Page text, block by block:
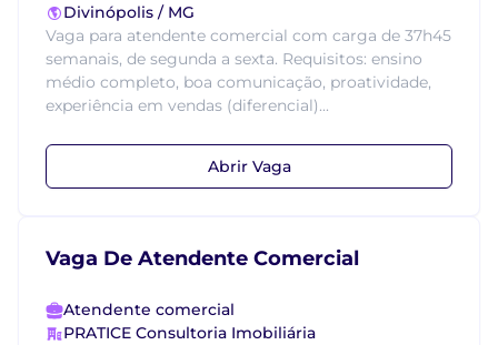
Divinópolis / MG
Vaga para atendente comercial com carga de 37h45
semanais, de segunda a sexta. Requisitos: ensino
médio completo, boa comunicação, proatividade,
experiência em vendas (diferencial)...
Abrir Vaga
Vaga De Atendente Comercial
Atendente comercial
PRATICE Consultoria Imobiliária